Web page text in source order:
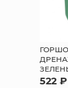
522 ₽